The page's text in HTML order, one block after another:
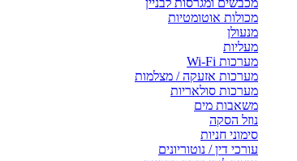
מכבשים ומגרסות לבניין
מכולות אוטומטיות
מנעולן
מעליות
מערכות Wi-Fi
מערכות אזעקה / מצלמות
מערכות סולאריות
משאבות מים
נוזל הסקה
סימוני חניות
עורכי דין / נוטוריונים